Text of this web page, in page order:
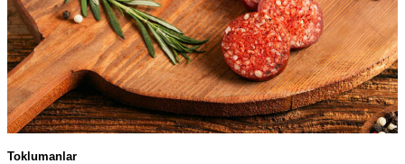
Toklumanlar